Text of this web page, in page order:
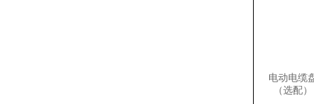
电动电缆
（选配）